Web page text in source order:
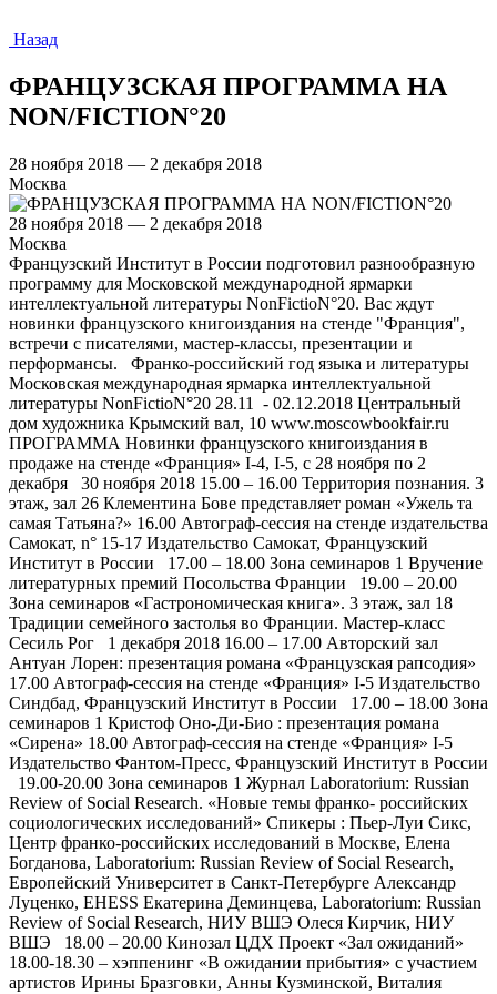
Назад
ФРАНЦУЗСКАЯ ПРОГРАММА НА
NON/FICTION°20
28 ноября 2018 — 2 декабря 2018
Москва
28 ноября 2018 — 2 декабря 2018
Москва
Французский Институт в России подготовил разнообразную
программу для Московской международной ярмарки
интеллектуальной литературы NonFictioN°20. Вас ждут
новинки французского книгоиздания на стенде "Франция",
встречи с писателями, мастер-классы, презентации и
перформансы. Франко-российский год языка и литературы
Московская международная ярмарка интеллектуальной
литературы NonFictioN°20 28.11 - 02.12.2018 Центральный
дом художника Крымский вал, 10 www.moscowbookfair.ru
ПРОГРАММА Новинки французского книгоиздания в
продаже на стенде «Франция» I-4, I-5, с 28 ноября по 2
декабря 30 ноября 2018 15.00 – 16.00 Территория познания. 3
этаж, зал 26 Клементина Бове представляет роман «Ужель та
самая Татьяна?» 16.00 Автограф-сессия на стенде издательства
Самокат, n° 15-17 Издательство Самокат, Французский
Институт в России 17.00 – 18.00 Зона семинаров 1 Вручение
литературных премий Посольства Франции 19.00 – 20.00
Зона семинаров «Гастрономическая книга». 3 этаж, зал 18
Традиции семейного застолья во Франции. Мастер-класс
Сесиль Рог 1 декабря 2018 16.00 – 17.00 Авторский зал
Антуан Лорен: презентация романа «Французская рапсодия»
17.00 Автограф-сессия на стенде «Франция» I-5 Издательство
Синдбад, Французский Институт в России 17.00 – 18.00 Зона
семинаров 1 Кристоф Оно-Ди-Био : презентация романа
«Сирена» 18.00 Автограф-сессия на стенде «Франция» I-5
Издательство Фантом-Пресс, Французский Институт в России
19.00-20.00 Зона семинаров 1 Журнал Laboratorium: Russian
Review of Social Research. «Новые темы франко- российских
социологических исследований» Спикеры : Пьер-Луи Сикс,
Центр франко-российских исследований в Москве, Елена
Богданова, Laboratorium: Russian Review of Social Research,
Европейский Университет в Санкт-Петербурге Александр
Луценко, EHESS Екатерина Деминцева, Laboratorium: Russian
Review of Social Research, НИУ ВШЭ Олеся Кирчик, НИУ
ВШЭ 18.00 – 20.00 Кинозал ЦДХ Проект «Зал ожиданий»
18.00-18.30 – хэппенинг «В ожидании прибытия» с участием
артистов Ирины Бразговки, Анны Кузминской, Виталия